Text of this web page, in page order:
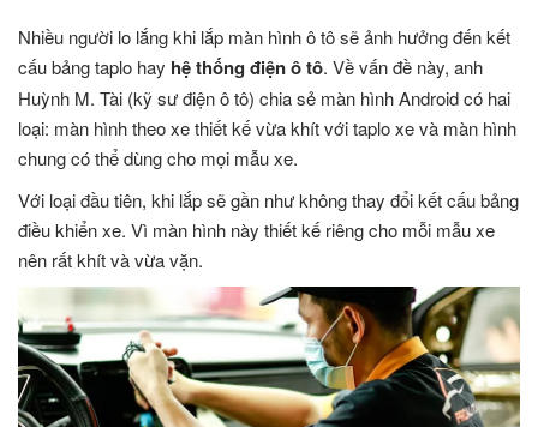
Nhiều người lo lắng khi lắp màn hình ô tô sẽ ảnh hưởng đến kết
cấu bảng taplo hay hệ thống điện ô tô. Về vấn đề này, anh
Huỳnh M. Tài (kỹ sư điện ô tô) chia sẻ màn hình Android có hai
loại: màn hình theo xe thiết kế vừa khít với taplo xe và màn hình
chung có thể dùng cho mọi mẫu xe.
Với loại đầu tiên, khi lắp sẽ gần như không thay đổi kết cấu bảng
điều khiển xe. Vì màn hình này thiết kế riêng cho mỗi mẫu xe
nên rất khít và vừa vặn.